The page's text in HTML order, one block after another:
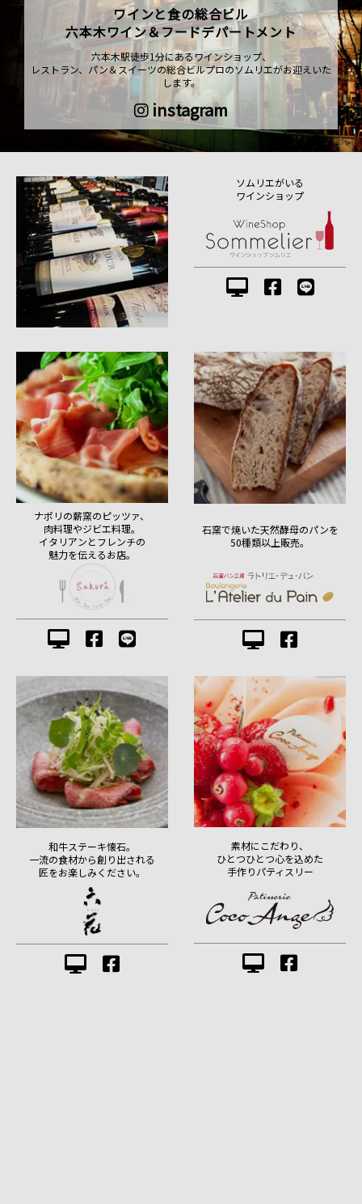
ワインと食の総合ビル
六本木ワイン＆フードデパートメント
六本木駅徒歩1分にあるワインショップ、
レストラン、パン＆スイーツの総合ビルプロのソムリエがお迎えいた
します。
instagram
ソムリエがいる
ワインショップ
ナポリの薪窯のピッツァ、
肉料理やジビエ料理。
イタリアンとフレンチの
魅力を伝えるお店。
石窯で焼いた天然酵母のパンを
50種類以上販売。
和牛ステーキ懐石。
一流の食材から創り出される
匠をお楽しみください。
素材にこだわり、
ひとつひとつ心を込めた
手作りパティスリー